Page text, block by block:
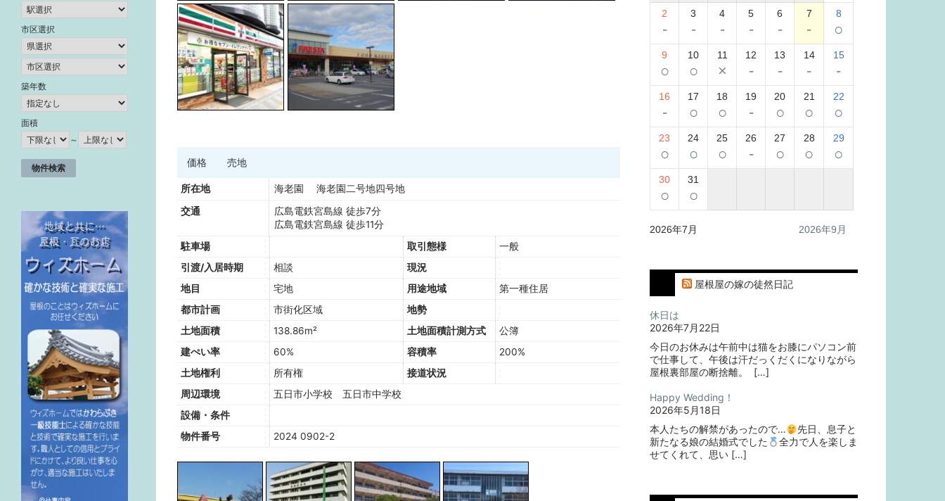
価格 売地
所在地
海老園 海老園二号地四号地
交通
広島電鉄宮島線 徒歩7分
広島電鉄宮島線 徒歩11分
駐車場
取引態様
一般
引渡/入居時期
相談
現況
地目
宅地 用途地域
第一種住居
都市計画
市街化区域
地勢
土地面積
138.86m² 土地面積計測方式
公簿
建ぺい率
60% 容積率
200%
土地権利
所有権
接道状況
周辺環境
五日市小学校 五日市中学校
設備・条件
物件番号
2024 0902-2
2
-
3
-
4
-
5
-
6
-
7
-
8
○
9
○
10
○
11
×
12
-
13
-
14
-
15
-
16
-
17
○
18
○
19
-
20
○
21
○
22
○
23
○
24
○
25
○
26
-
27
○
28
○
29
○
30
○
31
○
2026年7月 2026年9月
屋根屋の嫁の徒然日記
休日は
2026年7月22日
今日のお休みは午前中は猫をお膝にパソコン前
で仕事して、午後は汗だっくだくになりながら
屋根裏部屋の断捨離。⁡ ⁡ […]
Happy Wedding！
2026年5月18日
本人たちの解禁があったので…
⁡⁡先日、息子と
新たなる娘の結婚式でした
⁡⁡⁡全力で人を楽しま
せてくれて、思い […]
市区選択
築年数
面積
～